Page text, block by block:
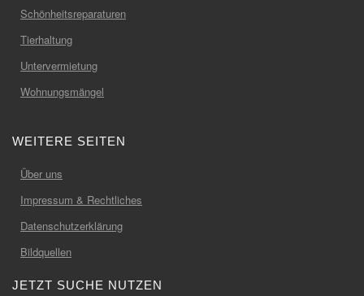
Schönheitsreparaturen
Tierhaltung
Untervermietung
Wohnungsmängel
WEITERE SEITEN
Über uns
Impressum & Rechtliches
Datenschutzerklärung
Bildquellen
JETZT SUCHE NUTZEN